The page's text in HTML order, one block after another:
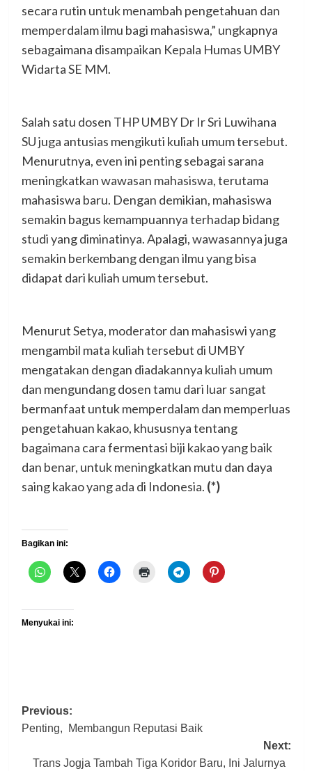
secara rutin untuk menambah pengetahuan dan
memperdalam ilmu bagi mahasiswa,” ungkapnya
sebagaimana disampaikan Kepala Humas UMBY
Widarta SE MM.
Salah satu dosen THP UMBY Dr Ir Sri Luwihana
SU juga antusias mengikuti kuliah umum tersebut.
Menurutnya, even ini penting sebagai sarana
meningkatkan wawasan mahasiswa, terutama
mahasiswa baru. Dengan demikian, mahasiswa
semakin bagus kemampuannya terhadap bidang
studi yang diminatinya. Apalagi, wawasannya juga
semakin berkembang dengan ilmu yang bisa
didapat dari kuliah umum tersebut.
Menurut Setya, moderator dan mahasiswi yang
mengambil mata kuliah tersebut di UMBY
mengatakan dengan diadakannya kuliah umum
dan mengundang dosen tamu dari luar sangat
bermanfaat untuk memperdalam dan memperluas
pengetahuan kakao, khususnya tentang
bagaimana cara fermentasi biji kakao yang baik
dan benar, untuk meningkatkan mutu dan daya
saing kakao yang ada di Indonesia. (*)
Bagikan ini:
Menyukai ini:
Post
navigation
Previous:
Penting, Membangun Reputasi Baik
Next:
Trans Jogja Tambah Tiga Koridor Baru, Ini Jalurnya